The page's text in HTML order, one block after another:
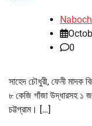
0
সাহেদ চৌধুরী, ফেনী মাদক
৮ কেজি গাঁজা উদ্ধারসহ ১
চট্টগ্রাম। […]